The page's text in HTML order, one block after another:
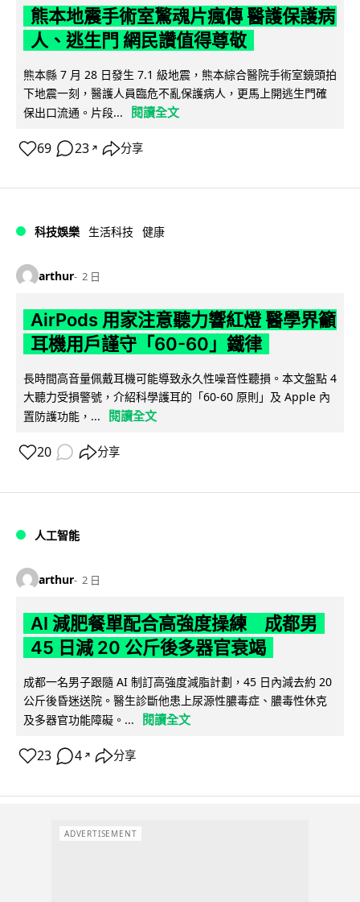
熊本地震手術室驚魂片瘋傳 醫護保護病
人、逃生門 網民讚值得尊敬
熊本縣 7 月 28 日發生 7.1 級地震，熊本綜合醫院手術室鏡頭拍
下地震一刻，醫護人員臨危不亂保護病人，更馬上開逃生門確
保出口流通。片段...
閱讀全文
69 23 ↗ 分享
科技娛樂 生活科技 健康
arthur 2 日
AirPods 用家注意聽力響紅燈 醫學界籲
耳機用戶謹守「60-60」鐵律
長時間高音量佩戴耳機可能導致永久性噪音性聽損。本文盤點 4
大聽力受損警號，介紹科學護耳的「60-60 原則」及 Apple 內
置防護功能，...
閱讀全文
20 分享
人工智能
arthur 2 日
AI 減肥餐單配合高強度操練 成都男
45 日減 20 公斤後多器官衰竭
成都一名男子跟隨 AI 制訂高強度減脂計劃，45 日內減去約 20
公斤後昏迷送院。醫生診斷他患上尿源性膿毒症、膿毒性休克
及多器官功能障礙。...
閱讀全文
23 4 ↗ 分享
ADVERTISEMENT